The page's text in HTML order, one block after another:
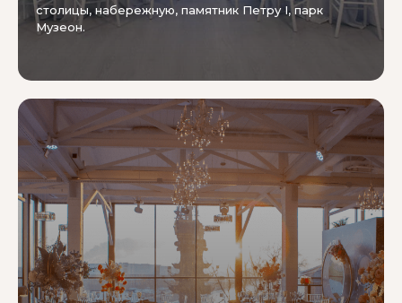
столицы, набережную, памятник Петру I, парк
Музеон.